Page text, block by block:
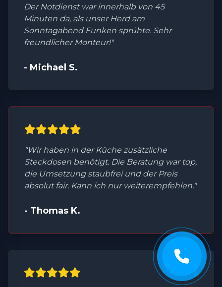
Der Notdienst war innerhalb von 45
Minuten da, als unser Herd am
Sonntagabend Funken sprühte. Sehr
freundlicher Monteur!"
- Michael S.
"Wir haben in der Küche zusätzliche
Steckdosen benötigt. Die Beratung war top,
die Umsetzung staubfrei und der Preis
absolut fair. Kann ich nur weiterempfehlen."
- Thomas K.